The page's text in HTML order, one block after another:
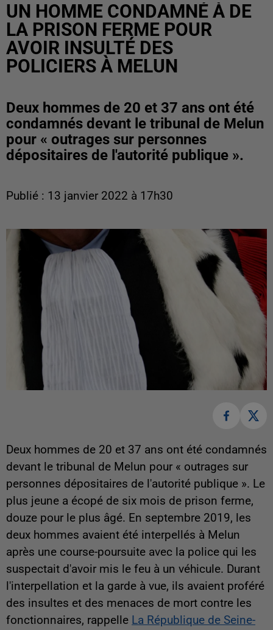
UN HOMME CONDAMNÉ À DE
LA PRISON FERME POUR
AVOIR INSULTÉ DES
POLICIERS À MELUN
Deux hommes de 20 et 37 ans ont été
condamnés devant le tribunal de Melun
pour « outrages sur personnes
dépositaires de l'autorité publique ».
Publié : 13 janvier 2022 à 17h30
Deux hommes de 20 et 37 ans ont été condamnés
devant le tribunal de Melun pour « outrages sur
personnes dépositaires de l'autorité publique ». Le
plus jeune a écopé de six mois de prison ferme,
douze pour le plus âgé. En septembre 2019, les
deux hommes avaient été interpellés à Melun
après une course-poursuite avec la police qui les
suspectait d'avoir mis le feu à un véhicule. Durant
l'interpellation et la garde à vue, ils avaient proféré
des insultes et des menaces de mort contre les
fonctionnaires, rappelle La République de Seine-